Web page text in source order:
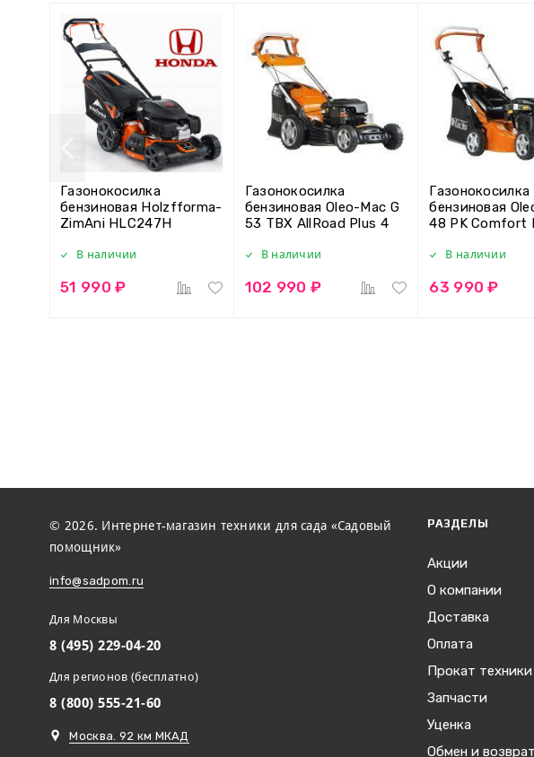
Газонокосилка
бензиновая Holzfforma-
ZimAni HLC247H
В наличии
51 990 ₽
Газонокосилка
бензиновая Oleo-Mac G
53 TBX AllRoad Plus 4
В наличии
102 990 ₽
Газонокосилка
бензиновая
48 PK Comfort
В наличии
63 990 ₽
© 2026. Интернет-магазин техники для сада «Садовый
помощник»
info@sadpom.ru
Для Москвы
8 (495) 229-04-20
Для регионов (бесплатно)
8 (800) 555-21-60
Москва. 92 км МКАД
РАЗДЕЛЫ
Акции
О компании
Доставка
Оплата
Прокат техники
Запчасти
Уценка
Обмен и возврат